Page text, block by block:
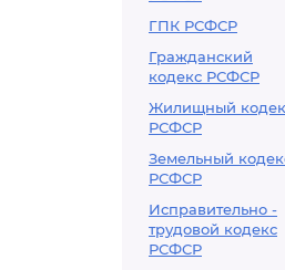
ГПК РСФСР
Гражданский
кодекс РСФСР
Жилищный
РСФСР
Земельный
РСФСР
Исправительно -
трудовой кодекс
РСФСР